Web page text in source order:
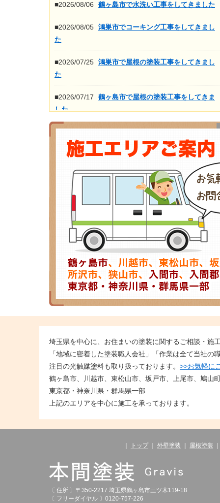
■2026/08/06 鶴ヶ島市で水洗い工事をしてきました
■2026/08/05 鴻巣市でコーキング工事をしてきまし
た
■2026/07/25 鴻巣市で屋根の塗装工事をしてきまし
た
■2026/07/17
鶴ヶ島市で屋根の塗装工事をしてきま
した
ました
もっと見る>>>
埼玉県を中心に、お住まいの塗装に関するご相談・施
「地域に密着した塗装職人会社」「作業は全て当社
注目の光触媒塗料も取り扱っております。 >>お気軽に
鶴ヶ島市、川越市、東松山市、坂戸市、上尾市、鳩山
東京都・神奈川県・群馬県一部
上記のエリアを中心に施工を承っております。
トップ 外壁塗装 屋根塗装
〔 住所 〕〒350-2217 埼玉県鶴ヶ島市三ツ木119-18
〔 フリーダイヤル 〕0120-757-226